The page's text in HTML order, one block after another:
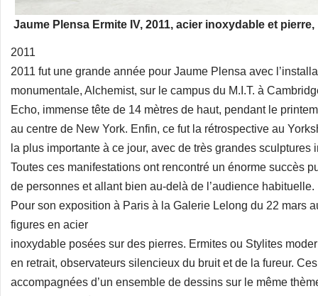
Jaume Plensa Ermite IV, 2011, acier inoxydable et
2011
2011 fut une grande année pour Jaume Plensa avec
monumentale, Alchemist, sur le campus du M.I.T. à
Echo, immense tête de 14 mètres de haut, pendant le
au centre de New York. Enfin, ce fut la rétrospective au
la plus importante à ce jour, avec de très grandes
Toutes ces manifestations ont rencontré un énorme succès
de personnes et allant bien au-delà de l’audience habituelle.
Pour son exposition à Paris à la Galerie Lelong du 22 mars
figures en acier
inoxydable posées sur des pierres. Ermites ou Stylites
en retrait, observateurs silencieux du bruit et de la fureur.
accompagnées d’un ensemble de dessins sur le même